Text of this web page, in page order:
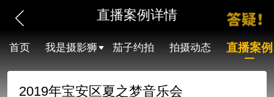
直播案例详情
首页 我是摄影狮 茄子约拍 拍摄动态 直播案例
2019年宝安区夏之梦音乐会